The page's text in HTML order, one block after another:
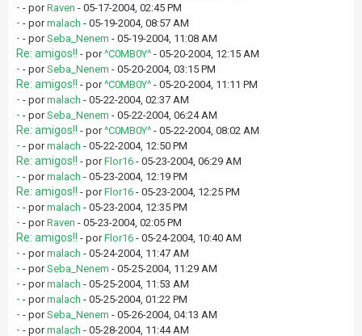
- - porRaven - 05-17-2004, 02:45 PM
- - pormalach - 05-19-2004, 08:57 AM
- - porSeba_Nenem - 05-19-2004, 11:08 AM
Re: amigos!! - por^C0MB0Y^ - 05-20-2004, 12:15 AM
- - porSeba_Nenem - 05-20-2004, 03:15 PM
Re: amigos!! - por^C0MB0Y^ - 05-20-2004, 11:11 PM
- - pormalach - 05-22-2004, 02:37 AM
- - porSeba_Nenem - 05-22-2004, 06:24 AM
Re: amigos!! - por^C0MB0Y^ - 05-22-2004, 08:02 AM
- - pormalach - 05-22-2004, 12:50 PM
Re: amigos!! - porFlor16 - 05-23-2004, 06:29 AM
- - pormalach - 05-23-2004, 12:19 PM
Re: amigos!! - porFlor16 - 05-23-2004, 12:25 PM
- - pormalach - 05-23-2004, 12:35 PM
- - porRaven - 05-23-2004, 02:05 PM
Re: amigos!! - porFlor16 - 05-24-2004, 10:40 AM
- - pormalach - 05-24-2004, 11:47 AM
- - porSeba_Nenem - 05-25-2004, 11:29 AM
- - pormalach - 05-25-2004, 11:53 AM
- - pormalach - 05-25-2004, 01:22 PM
- - porSeba_Nenem - 05-26-2004, 04:13 AM
- - pormalach - 05-28-2004, 11:44 AM